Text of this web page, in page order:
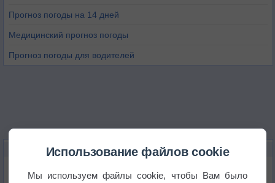
Прогноз погоды на 14 дней
Медицинский прогноз погоды
Прогноз погоды для водителей
НОВОЕ О ПОГОДЕ
Использование файлов cookie
Мы используем файлы cookie, чтобы Вам было